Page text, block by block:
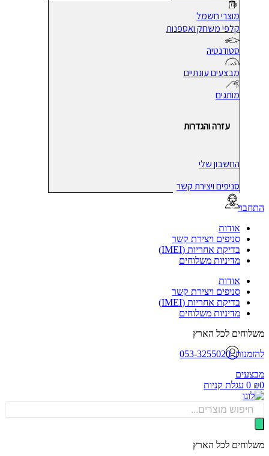
מוצרי חשמל
קלפי משחק ואספנות
סטודנטיה
מבצעים עונתיים
מותגים
עזרה והגדרות
החשבון שלי
סניפים ויצירת קשר
אודות
סניפים ויצירת קשר
בדיקת אחריות (IMEI)
מדיניות משלוחים
אודות
סניפים ויצירת קשר
בדיקת אחריות (IMEI)
מדיניות משלוחים
לכל הארץ
053-3255020
0 עגלת קניות
לכל הארץ